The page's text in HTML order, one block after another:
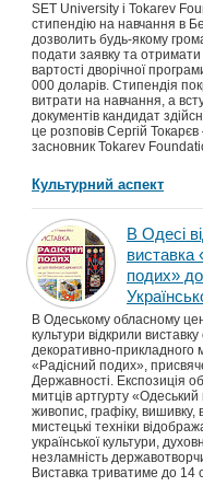
SET University і Tokarev
стипендію на навчання в
дозволить будь-якому
подати заявку та
вартості дворічної
000 доларів. Стипендія
витрати на навчання, а
документів кандидат
це розповів Сергій Токарєв
засновник Tokarev
Культурний аспект
В Одесі
виставка
подих»
В Одеському обласному
культури відкрили
декоративно-прикладного
«Радісний подих»,
Державності. Експозиція
митців артгурту «Одеський
живопис, графіку, вишивку,
мистецькі техніки
української культури,
незламність
Виставка триватиме до 14